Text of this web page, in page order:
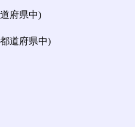
府県中)
道府県中)